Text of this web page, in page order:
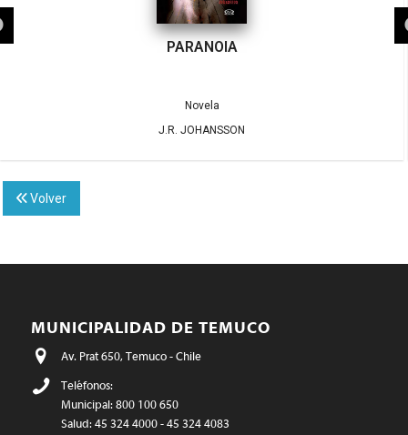
PARANOIA
Novela
J.R. JOHANSSON
Volver
MUNICIPALIDAD DE TEMUCO
Av. Prat 650, Temuco - Chile
Teléfonos:
Municipal: 800 100 650
Salud: 45 324 4000 - 45 324 4083